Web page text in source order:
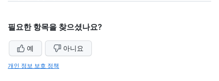
필요한 항목을 찾으셨나요?
예 아니요
개인 정보 보호 정책